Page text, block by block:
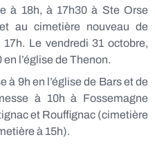
à 18h, à 17h30 à Ste Orse
au cimetière nouveau de
Le vendredi 31 octobre,
l’église de Thenon.
à 9h en l’église de Bars et de
à 10h à Fossemagne
et Rouffignac (cimetière
à 15h).